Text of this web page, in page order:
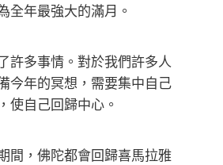
全年最強大的滿月。
許多事情。對於我們許多人
今年的冥想，需要集中自己
使自己回歸中心。
間，佛陀都會回歸喜馬拉雅